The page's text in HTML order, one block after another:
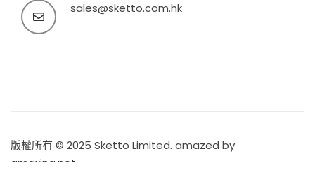
sales@sketto.com.hk
版權所有 © 2025 Sketto Limited. amazed by
amaxing.net